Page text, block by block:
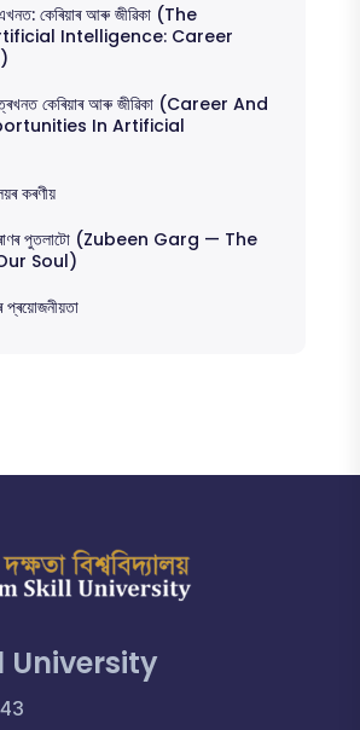
কেৰিয়াৰ আৰু জীৱিকা (The
Intelligence: Career
কেৰিয়াৰ আৰু জীৱিকা (Career And
In Artificial
কৰণীয়
পুতলাটো (Zubeen Garg — The
Soul)
প্ৰয়োজনীয়তা
University